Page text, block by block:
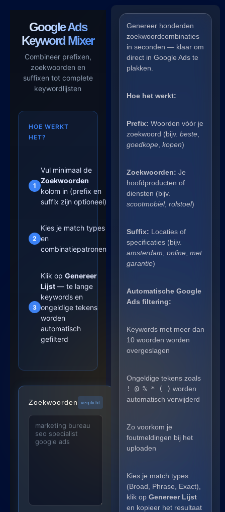
Google Ads
Keyword Mixer
Combineer prefixen,
zoekwoorden en
suffixen tot complete
keywordlijsten
HOE WERKT
HET?
1
Vul minimaal de
Zoekwoorden
kolom in (prefix en
suffix zijn optioneel)
2
Kies je match types
en
combinatiepatronen
3
Klik op Genereer
Lijst — te lange
keywords en
ongeldige tekens
worden
automatisch
gefilterd
Zoekwoorden verplicht
Genereer honderden
zoekwoordcombinaties
in seconden — klaar om
direct in Google Ads te
plakken.
Hoe het werkt:
Prefix: Woorden vóór je
zoekwoord (bijv. beste,
goedkope, kopen)
Zoekwoorden: Je
hoofdproducten of
diensten (bijv.
scootmobiel, rolstoel)
Suffix: Locaties of
specificaties (bijv.
amsterdam online, met
garantie)
Automatische Google
Ads filtering:
Keywords met meer dan
10 woorden worden
overgeslagen
Ongeldige tekens zoals
! @ % * ( ) worden
automatisch verwijderd
Zo voorkom je
foutmeldingen bij het
uploaden
Kies je match types
(Broad, Phrase, Exact),
klik op Genereer Lijst
en kopieer het resultaat